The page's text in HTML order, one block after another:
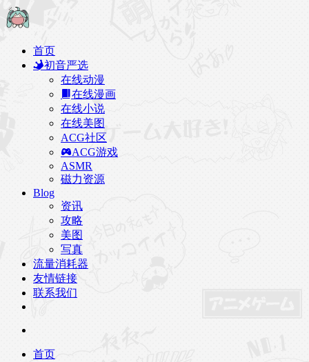
首页
初音严选
在线动漫
在线漫画
在线小说
在线美图
ACG社区
ACG游戏
ASMR
磁力资源
Blog
资讯
攻略
美图
写真
流量消耗器
友情链接
联系我们
首页